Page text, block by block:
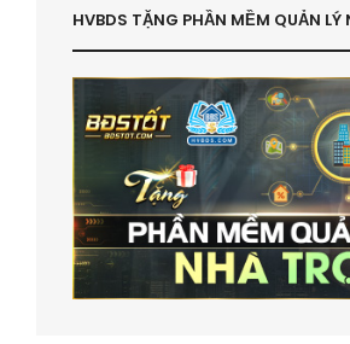
HVBDS TẶNG PHẦN MỀM QUẢN LÝ